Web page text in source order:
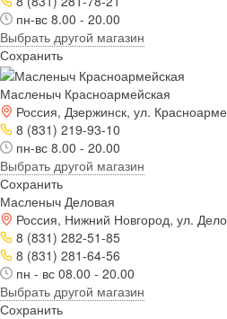
пн-вс 8.00 - 20.00
Выбрать другой магазин
Сохранить
Масленыч Красноармейская
Россия, Дзержинск, ул.
8 (831) 219-93-10
пн-вс 8.00 - 20.00
Выбрать другой магазин
Сохранить
Масленыч Деловая
Россия, Нижний Новгород, ул.
8 (831) 282-51-85
8 (831) 281-64-56
пн - вс 08.00 - 20.00
Выбрать другой магазин
Сохранить